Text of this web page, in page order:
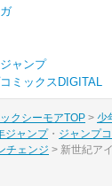
ャンプ
ミックスDIGITAL
クシーモアTOP
少
ジャンプ
ジャンプ
チェンジ
新世紀ア